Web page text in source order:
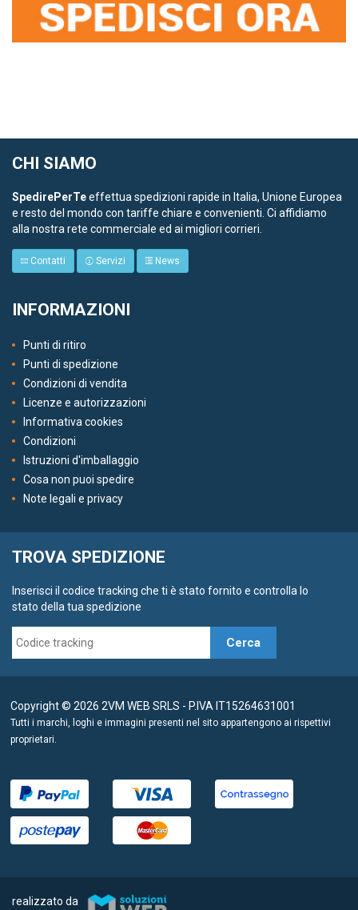
CHI SIAMO
SpedirePerTeeffettua spedizioni rapide in Italia, Unione Europea
e resto del mondo con tariffe chiare e convenienti. Ci affidiamo
alla nostra rete commerciale ed ai migliori corrieri.
Contatti Servizi News
INFORMAZIONI
Punti di ritiro
Punti di spedizione
Condizioni di vendita
Licenze e autorizzazioni
Informativa cookies
Condizioni
Istruzioni d'imballaggio
Cosa non puoi spedire
Note legali e privacy
TROVA SPEDIZIONE
Inserisci il codice tracking che ti è stato fornito e controlla lo
stato della tua spedizione
Cerca
Copyright © 2026 2VM WEB SRLS - P.IVA IT15264631001
Tutti i marchi, loghi e immagini presenti nel sito appartengono ai rispettivi
proprietari.
realizzato da